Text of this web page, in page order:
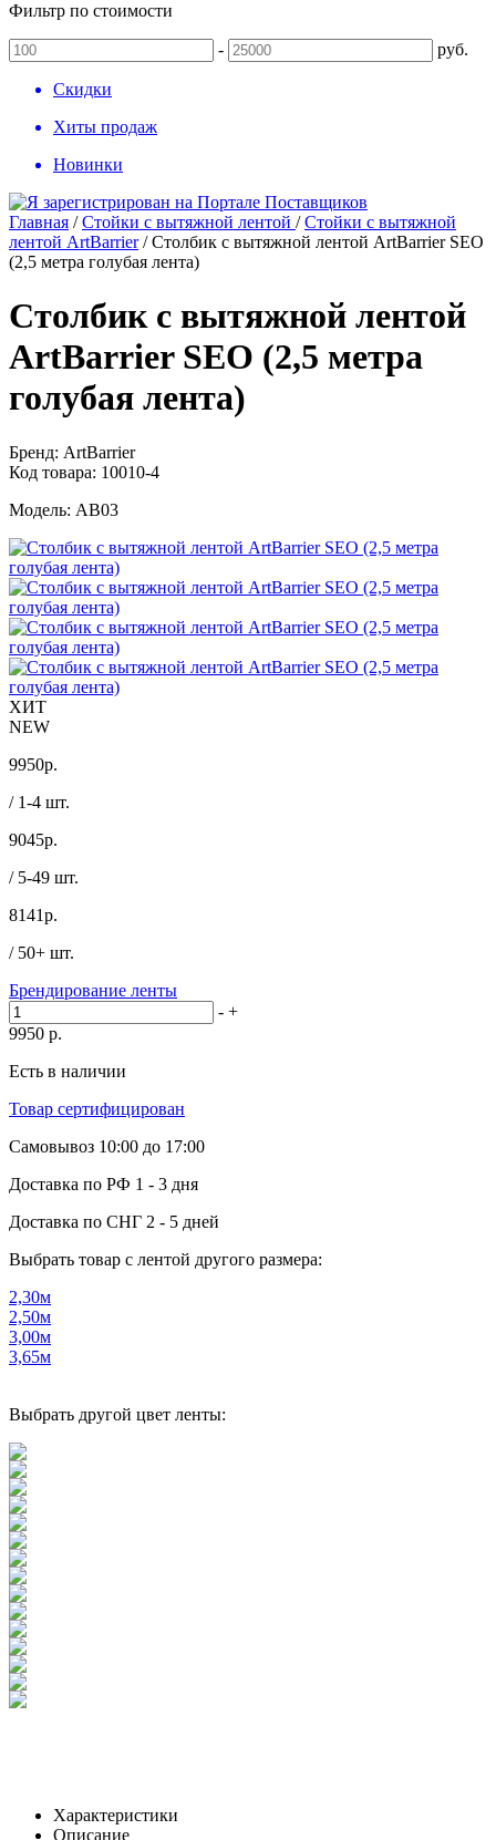
Фильтр по стоимости
- руб.
Скидки
Хиты продаж
Новинки
Главная /Стойки с вытяжной лентой /Стойки с вытяжной
лентой ArtBarrier/Столбик с вытяжной лентой ArtBarrier SEO
(2,5 метра голубая лента)
Столбик с вытяжной лентой
ArtBarrier SEO (2,5 метра
голубая лента)
Бренд: ArtBarrier
Код товара: 10010-4
Модель: AB03
ХИТ
NEW
9950р.
/ 1-4 шт.
9045р.
/ 5-49 шт.
8141р.
/ 50+ шт.
Брендирование ленты
- +
9950 р.
Есть в наличии
Товар сертифицирован
Самовывоз 10:00 до 17:00
Доставка по РФ 1 - 3 дня
Доставка по СНГ 2 - 5 дней
Выбрать товар с лентой другого размера:
2,30м
2,50м
3,00м
3,65м
Выбрать другой цвет ленты:
Характеристики
Описание